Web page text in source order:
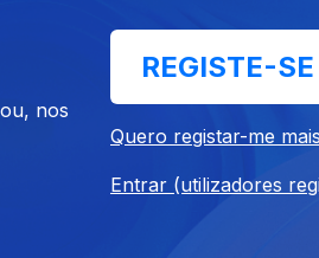
a aplicaçãoRTP Play
nos
REGISTE-
Quero registar-me
Entrar (utilizadores